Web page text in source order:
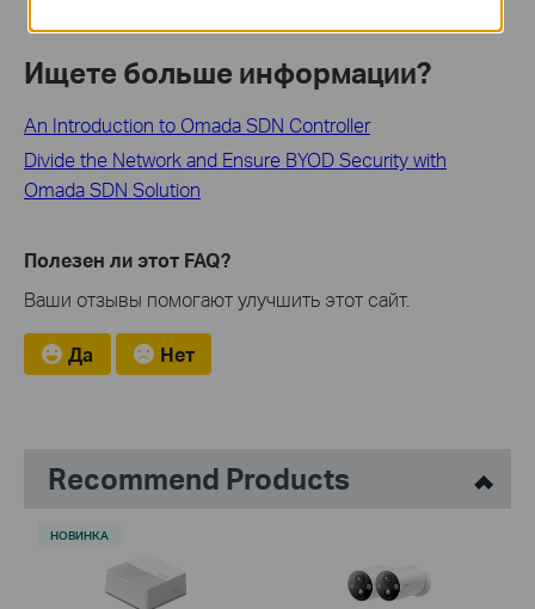
Ищете больше информации?
An Introduction to Omada SDN Controller
Divide the Network and Ensure BYOD Security with
Omada SDN Solution
Полезен ли этот FAQ?
Ваши отзывы помогают улучшить этот сайт.
Да Нет
Recommend Products
НОВИНКА